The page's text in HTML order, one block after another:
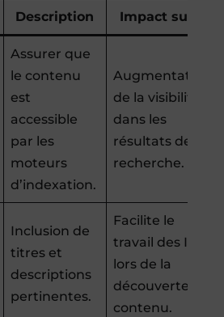
Description Impact sur IA
Assurer que
le contenu
est
accessible
par les
moteurs
d’indexation.
Augmentation
de la visibilité
dans les
résultats de
recherche.
Inclusion de
titres et
descriptions
pertinentes.
Facilite le
travail des IA
lors de la
découverte de
contenu.